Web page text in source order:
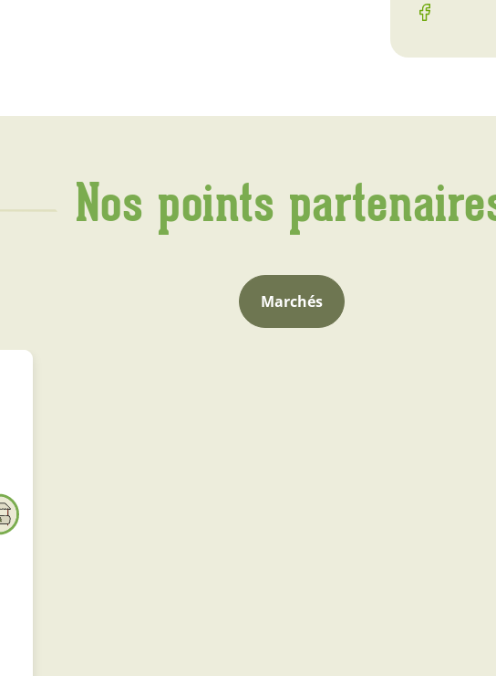
Nos points
Marchés